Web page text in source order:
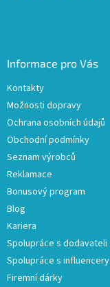
Informace pro Vás
Kontakty
Možnosti dopravy
Ochrana osobních údajů
Obchodní podmínky
Seznam výrobců
Reklamace
Bonusový program
Blog
Kariera
Spolupráce s dodavateli
Spolupráce s influencery
Firemní dárky